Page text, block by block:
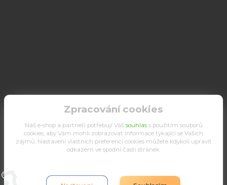
Upravit sběr cookies.
Zpracování cookies
Náš e-shop a partneři potřebují Váš souhlass použitím souborů
cookies, aby Vám mohli zobrazovat informace týkající se Vašich
zájmů. Nastavení vlastních preferencí cookies můžete kdykoli upravit
odkazem ve spodní části stránek.